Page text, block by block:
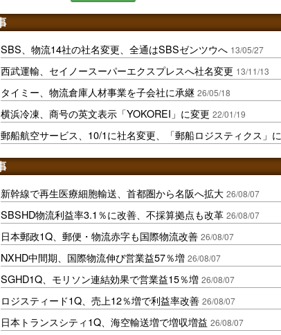
SBS、物流14社の社名変更、全通はSBSゼンツウへ 13/05/27
西武運輸、セイノースーパーエクスプレスへ社名変更 13/11/13
タイミー、物流倉庫人材事業を子会社に承継 26/05/18
横浜冷凍、商号の英文表示「YOKOREI」に変更 22/01/19
郵船航空サービス、10/1に社名変更、「郵船ロジスティクス」に
新幹線で再生医療細胞輸送、首都圏から名阪へ拡大 26/08/07
SBSHD物流利益率3.1％に改善、不採算拠点も改革 26/08/07
日本郵政1Q、郵便・物流赤字も国際物流改善 26/08/07
NXHD中間期、国際物流伸び営業益57％増 26/08/07
SGHD1Q、モリソン連結効果で営業益15％増 26/08/07
ロジスティード1Q、売上12％増で利益率改善 26/08/07
日本トランスシティ1Q、海空輸送増で増収増益 26/08/07